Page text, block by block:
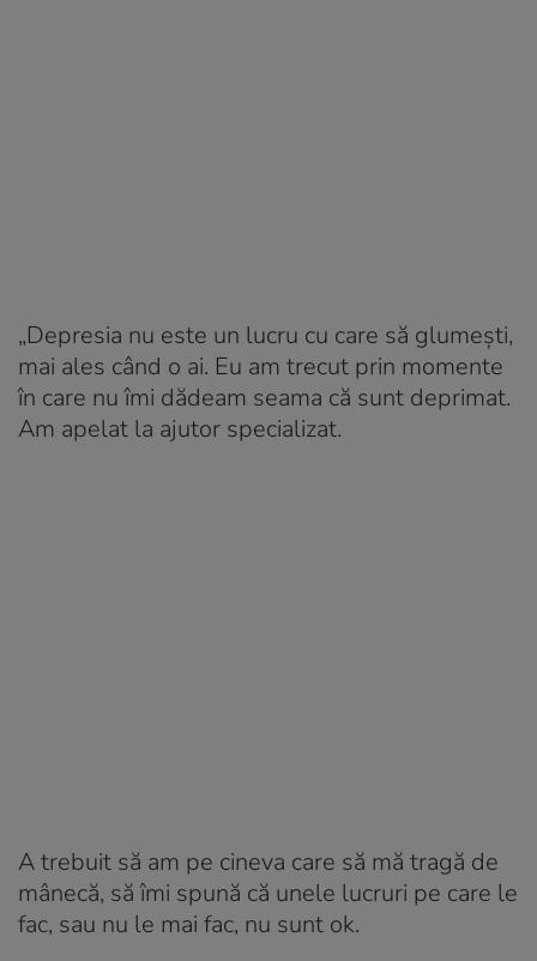
„Depresia nu este un lucru cu care să glumești,
mai ales când o ai. Eu am trecut prin momente
în care nu îmi dădeam seama că sunt deprimat.
Am apelat la ajutor specializat.
A trebuit să am pe cineva care să mă tragă de
mânecă, să îmi spună că unele lucruri pe care le
fac, sau nu le mai fac, nu sunt ok.